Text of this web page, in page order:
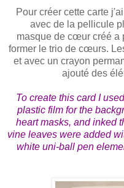
Pour créer cette carte
avec de la pellicule
masque de cœur créé a
former le trio de cœurs.
et avec un crayon
ajouté des
To create this card I
plastic film for the
heart masks, and inked
vine leaves were added
white uni-ball pen